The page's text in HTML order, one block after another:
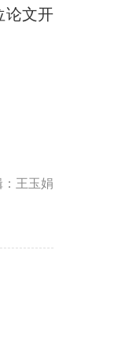
论文开
王玉娟